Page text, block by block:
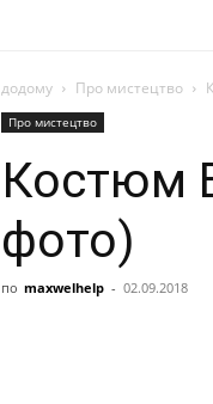
додому Про мистецтво
Про мистецтво
Костюм
фото)
по maxwelhelp - 02.09.2018